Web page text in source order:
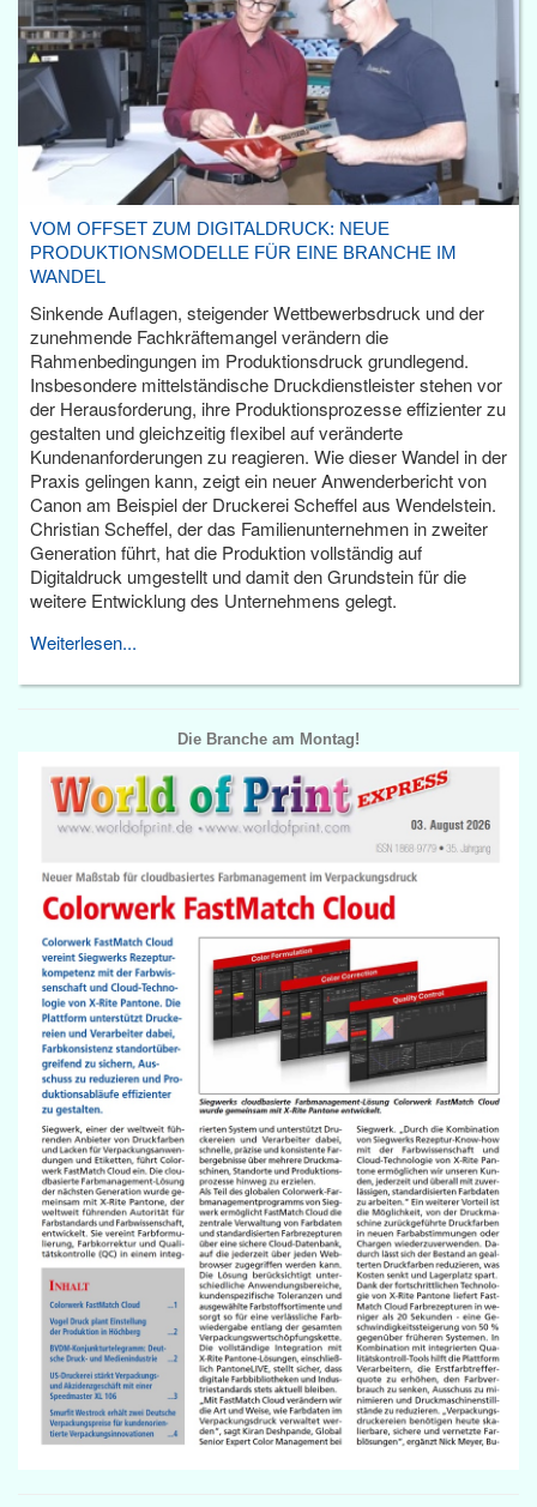
VOM OFFSET ZUM DIGITALDRUCK: NEUE
PRODUKTIONSMODELLE FÜR EINE BRANCHE IM
WANDEL
Sinkende Auflagen, steigender Wettbewerbsdruck und der
zunehmende Fachkräftemangel verändern die
Rahmenbedingungen im Produktionsdruck grundlegend.
Insbesondere mittelständische Druckdienstleister stehen vor
der Herausforderung, ihre Produktionsprozesse effizienter zu
gestalten und gleichzeitig flexibel auf veränderte
Kundenanforderungen zu reagieren. Wie dieser Wandel in der
Praxis gelingen kann, zeigt ein neuer Anwenderbericht von
Canon am Beispiel der Druckerei Scheffel aus Wendelstein.
Christian Scheffel, der das Familienunternehmen in zweiter
Generation führt, hat die Produktion vollständig auf
Digitaldruck umgestellt und damit den Grundstein für die
weitere Entwicklung des Unternehmens gelegt.
Weiterlesen...
Die Branche am Montag!